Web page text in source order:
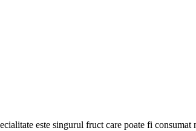
este singurul fruct care poate fi consumat